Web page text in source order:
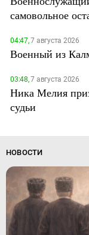
самовольное
04:47,7 августа 2026
Военный из
03:48,7 августа 2026
Ника Мелия
судьи
НОВОСТИ